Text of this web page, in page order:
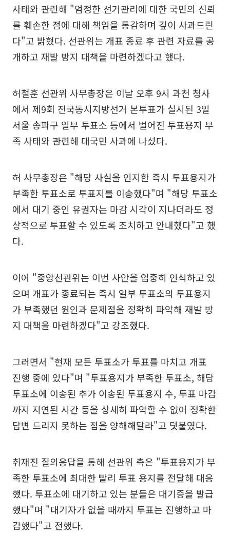
사태와 관련해 "엄정한 선거관리에 대한 국민의 신뢰
를 훼손한 점에 대해 책임을 통감하며 깊이 사과드린
다"고 밝혔다. 선관위는 개표 종료 후 관련 자료를 공
개하고 재발 방지 대책을 마련하겠다고 했다.
허철훈 선관위 사무총장은 이날 오후 9시 과천 청사
에서 제9회 전국동시지방선거 본투표가 실시된 3일
서울 송파구 일부 투표소 등에서 벌어진 투표용지 부
족 사태와 관련해 대국민 사과에 나섰다.
허 사무총장은 "해당 사실을 인지한 즉시 투표용지가
부족한 투표소로 투표지를 이송했다"며 "해당 투표소
에서 대기 중인 유권자는 마감 시각이 지나더라도 정
상적으로 투표할 수 있도록 조치하고 안내했다"고 했
다.
이어 "중앙선관위는 이번 사안을 엄중히 인식하고 있
으며 개표가 종료되는 즉시 일부 투표소의 투표용지
가 부족했던 원인과 문제점을 정확히 파악해 재발 방
지 대책을 마련하겠다"고 강조했다.
그러면서 "현재 모든 투표소가 투표를 마치고 개표
진행 중에 있다"며 "투표용지가 부족한 투표소, 해당
투표소에 이송된 추가 이송된 투표용지 수, 투표 마감
까지 지연된 시간 등을 상세히 파악할 수 없어 정확한
답변 드리지 못하는 점을 양해해달라"고 덧붙였다.
취재진 질의응답을 통해 선관위 측은 "투표용지가 부
족한 투표소에 최대한 빨리 투표 용지를 전달해 대응
했다. 투표소에 대기하고 있는 분들은 대기증을 발급
했다"며 "대기자가 없을 때까지 투표는 진행하고 마
감했다"고 전했다.